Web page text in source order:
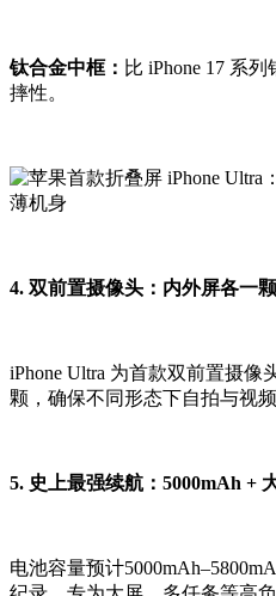
钛合金中框： 比 iPhone 17 系
摔性。
4. 双前置摄像头：内外屏各一颗
iPhone Ultra 为首款双前置摄像
颗，确保不同形态下自拍与视
5. 史上最强续航：5000mAh +
电池容量预计